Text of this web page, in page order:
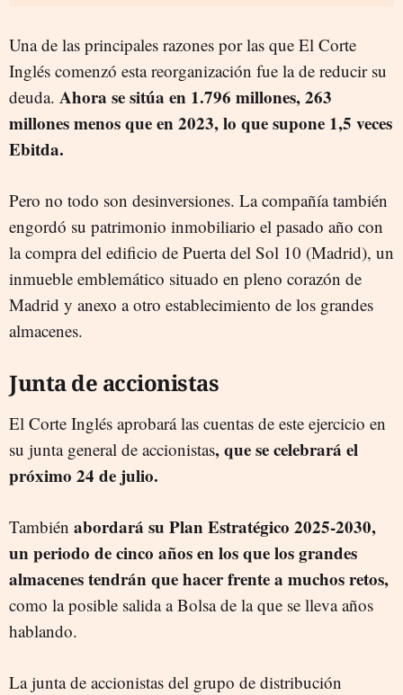
Una de las principales razones por las que El Corte
Inglés comenzó esta reorganización fue la de reducir su
deuda. Ahora se sitúa en 1.796 millones, 263
millones menos que en 2023, lo que supone 1,5 veces
Ebitda.
Pero no todo son desinversiones. La compañía también
engordó su patrimonio inmobiliario el pasado año con
la compra del edificio de Puerta del Sol 10 (Madrid), un
inmueble emblemático situado en pleno corazón de
Madrid y anexo a otro establecimiento de los grandes
almacenes.
Junta de accionistas
El Corte Inglés aprobará las cuentas de este ejercicio en
su junta general de accionistas, que se celebrará el
próximo 24 de julio.
También abordará su Plan Estratégico 2025-2030,
un periodo de cinco años en los que los grandes
almacenes tendrán que hacer frente a muchos retos,
como la posible salida a Bolsa de la que se lleva años
hablando.
La junta de accionistas del grupo de distribución